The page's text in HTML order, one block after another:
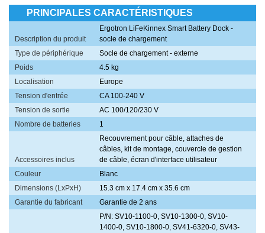
PRINCIPALES CARACTÉRISTIQUES
Description du produit
Ergotron LiFeKinnex Smart Battery Dock -
socle de chargement
Type de périphérique
Socle de chargement - externe
Poids
4.5 kg
Localisation
Europe
Tension d'entrée
CA 100-240 V
Tension de sortie
AC 100/120/230 V
Nombre de batteries
1
Accessoires inclus
Recouvrement pour câble, attaches de
câbles, kit de montage, couvercle de gestion
de câble, écran d'interface utilisateur
Couleur
Blanc
Dimensions (LxPxH)
15.3 cm x 17.4 cm x 35.6 cm
Garantie du fabricant
Garantie de 2 ans
P/N: SV10-1100-0, SV10-1300-0, SV10-
1400-0, SV10-1800-0, SV41-6320-0, SV43-